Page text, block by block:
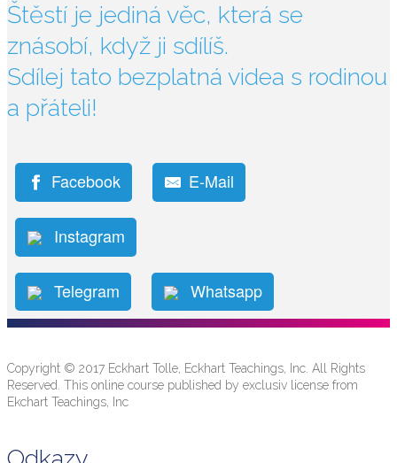
Štěstí je jediná věc, která se
znásobí, když ji sdílíš.
Sdílej tato bezplatná videa s rodinou
a přáteli!
Facebook E-Mail
Instagram
Telegram Whatsapp
Copyright © 2017 Eckhart Tolle, Eckhart Teachings, Inc. All Rights
Reserved. This online course published by exclusiv license from
Ekchart Teachings, Inc